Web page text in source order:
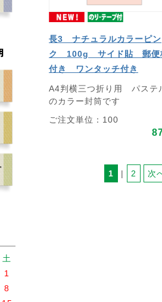
土
1
8
長3 ナチュラルカラーピン
ク 100g サイド貼 郵便
付き ワンタッチ付き
A4判横三つ折り用 パステ
のカラー封筒です
ご注文単位：100
1 | 2 次